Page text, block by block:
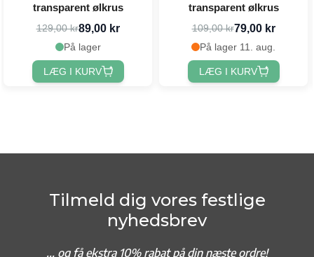
transparent ølkrus
129,00 kr89,00 kr
På lager
LÆG I KURV
transparent ølkrus
109,00 kr79,00 kr
På lager 11. aug.
LÆG I KURV
Tilmeld dig vores festlige
nyhedsbrev
... og få ekstra 10% rabat på din næste ordre!